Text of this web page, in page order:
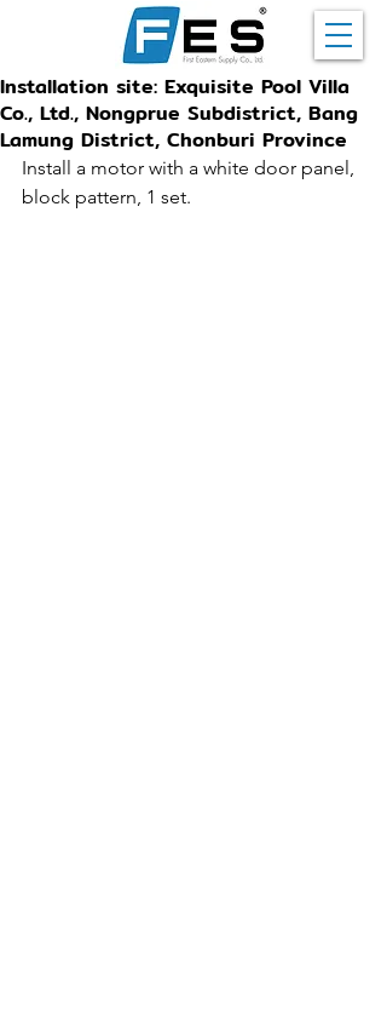
Installation site: Exquisite Pool Villa
Co., Ltd., Nongprue Subdistrict, Bang
Lamung District, Chonburi Province
Install a motor with a white door panel,
block pattern, 1 set.